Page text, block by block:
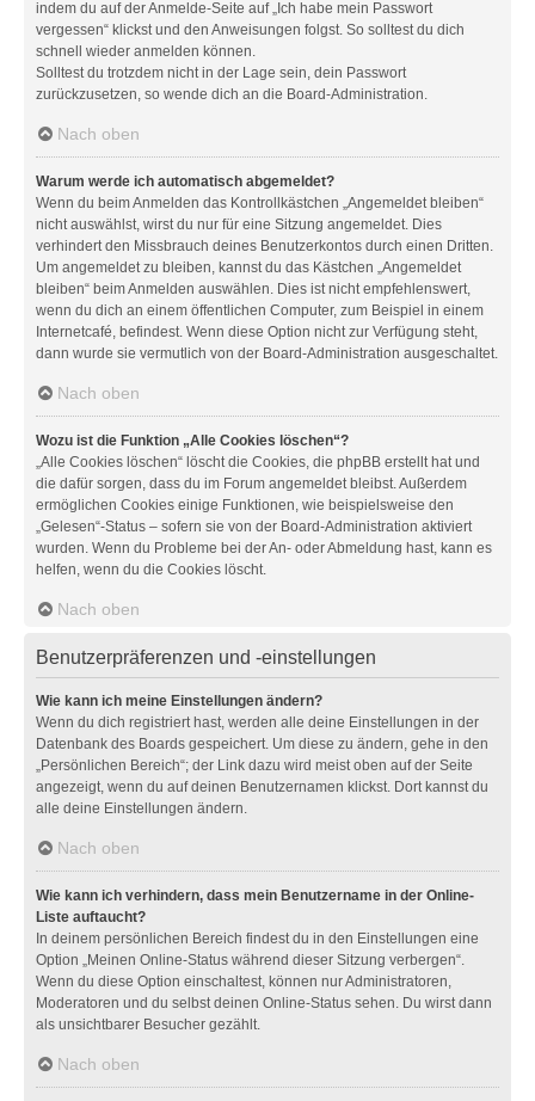
indem du auf der Anmelde-Seite auf „Ich habe mein Passwort
vergessen“ klickst und den Anweisungen folgst. So solltest du dich
schnell wieder anmelden können.
Solltest du trotzdem nicht in der Lage sein, dein Passwort
zurückzusetzen, so wende dich an die Board-Administration.
Nach oben
Warum werde ich automatisch abgemeldet?
Wenn du beim Anmelden das Kontrollkästchen „Angemeldet bleiben“
nicht auswählst, wirst du nur für eine Sitzung angemeldet. Dies
verhindert den Missbrauch deines Benutzerkontos durch einen Dritten.
Um angemeldet zu bleiben, kannst du das Kästchen „Angemeldet
bleiben“ beim Anmelden auswählen. Dies ist nicht empfehlenswert,
wenn du dich an einem öffentlichen Computer, zum Beispiel in einem
Internetcafé, befindest. Wenn diese Option nicht zur Verfügung steht,
dann wurde sie vermutlich von der Board-Administration ausgeschaltet.
Nach oben
Wozu ist die Funktion „Alle Cookies löschen“?
„Alle Cookies löschen“ löscht die Cookies, die phpBB erstellt hat und
die dafür sorgen, dass du im Forum angemeldet bleibst. Außerdem
ermöglichen Cookies einige Funktionen, wie beispielsweise den
„Gelesen“-Status – sofern sie von der Board-Administration aktiviert
wurden. Wenn du Probleme bei der An- oder Abmeldung hast, kann es
helfen, wenn du die Cookies löscht.
Nach oben
Benutzerpräferenzen und -einstellungen
Wie kann ich meine Einstellungen ändern?
Wenn du dich registriert hast, werden alle deine Einstellungen in der
Datenbank des Boards gespeichert. Um diese zu ändern, gehe in den
„Persönlichen Bereich“; der Link dazu wird meist oben auf der Seite
angezeigt, wenn du auf deinen Benutzernamen klickst. Dort kannst du
alle deine Einstellungen ändern.
Nach oben
Wie kann ich verhindern, dass mein Benutzername in der Online-
Liste auftaucht?
In deinem persönlichen Bereich findest du in den Einstellungen eine
Option „Meinen Online-Status während dieser Sitzung verbergen“.
Wenn du diese Option einschaltest, können nur Administratoren,
Moderatoren und du selbst deinen Online-Status sehen. Du wirst dann
als unsichtbarer Besucher gezählt.
Nach oben